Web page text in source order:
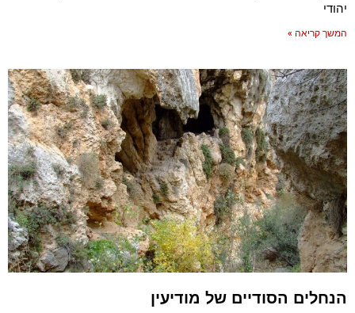
יהודי
המשך קריאה »
הנחלים הסודיים של מודיעין